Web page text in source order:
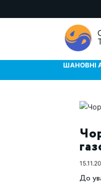
ШАНОВНІ
До